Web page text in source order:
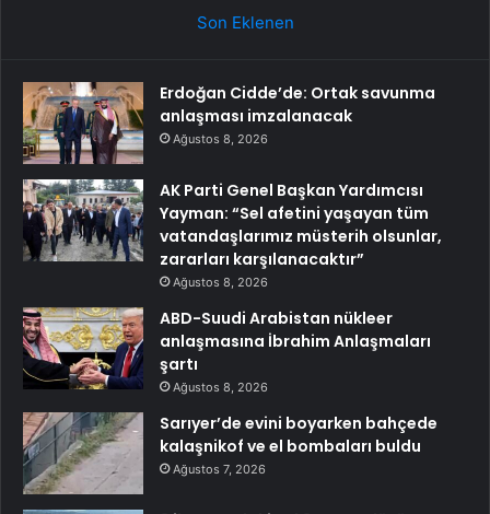
Son Eklenen
Erdoğan Cidde’de: Ortak savunma
anlaşması imzalanacak
Ağustos 8, 2026
AK Parti Genel Başkan Yardımcısı
Yayman: “Sel afetini yaşayan tüm
vatandaşlarımız müsterih olsunlar,
zararları karşılanacaktır”
Ağustos 8, 2026
ABD-Suudi Arabistan nükleer
anlaşmasına İbrahim Anlaşmaları
şartı
Ağustos 8, 2026
Sarıyer’de evini boyarken bahçede
kalaşnikof ve el bombaları buldu
Ağustos 7, 2026